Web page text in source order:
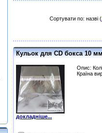
Сортувати по: назві (
Кульок для CD бокса 10
докладніше...
Опис:
Країна